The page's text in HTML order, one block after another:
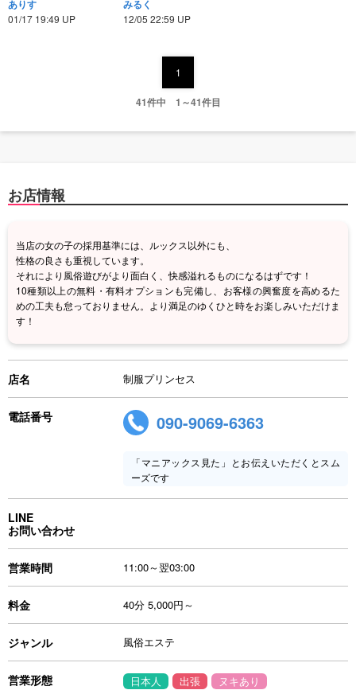
ありす
01/17 19:49 UP
みるく
12/05 22:59 UP
1
41件中 1～41件目
お店情報
当店の女の子の採用基準には、ルックス以外にも、
性格の良さも重視しています。
それにより風俗遊びがより面白く、快感溢れるものになるはずです！
10種類以上の無料・有料オプションも完備し、お客様の興奮度を高めるた
めの工夫も怠っておりません。より満足のゆくひと時をお楽しみいただけま
す！
店名 制服プリンセス
電話番号 090-9069-6363
「マニアックス見た」とお伝えいただくとスム
ーズです
LINE
お問い合わせ
営業時間 11:00～翌03:00
料金 40分 5,000円～
ジャンル 風俗エステ
営業形態 日本人 出張 ヌキあり